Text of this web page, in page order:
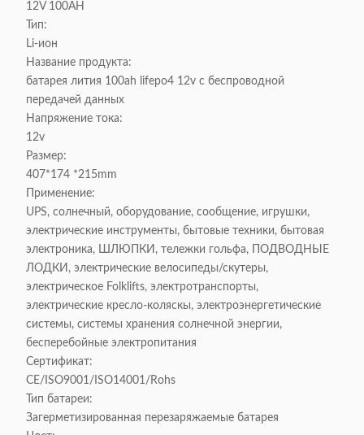
12V 100AH
Тип:
Li-ион
Название продукта:
батарея лития 100ah lifepo4 12v с беспроводной
передачей данных
Напряжение тока:
12v
Размер:
407*174 *215mm
Применение:
UPS, солнечный, оборудование, сообщение, игрушки,
электрические инструменты, бытовые техники, бытовая
электроника, ШЛЮПКИ, тележки гольфа, ПОДВОДНЫЕ
ЛОДКИ, электрические велосипеды/скутеры,
электрическое Folklifts, электротранспорты,
электрические кресло-коляскы, электроэнергетические
системы, системы хранения солнечной энергии,
бесперебойные электропитания
Сертификат:
CE/ISO9001/ISO14001/Rohs
Тип батареи:
Загерметизированная перезаряжаемые батарея